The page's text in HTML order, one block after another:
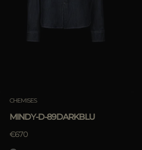
CHEMISES
MINDY-D-89DARKBLU
€670